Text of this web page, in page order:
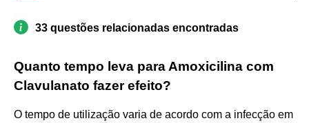
33 questões relacionadas encontradas
Quanto tempo leva para Amoxicilina com
Clavulanato fazer efeito?
O tempo de utilização varia de acordo com a infecção em